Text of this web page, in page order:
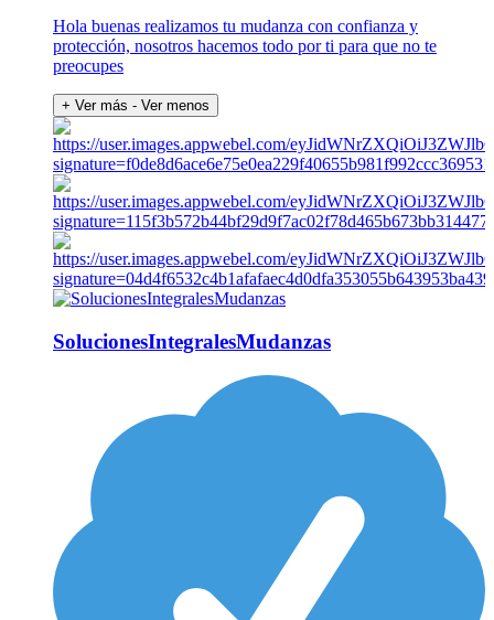
Hola buenas realizamos tu mudanza con confianza y
protección, nosotros hacemos todo por ti para que no te
preocupes
+ Ver más - Ver menos
SolucionesIntegralesMudanzas